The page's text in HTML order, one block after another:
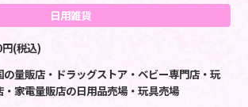
日用雑貨
円(税込)
の量販店・ドラッグストア・ベビー専門店・玩
・家電量販店の日用品売場・玩具売場